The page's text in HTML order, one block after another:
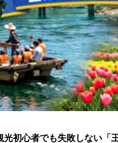
光初心者でも失敗しない「